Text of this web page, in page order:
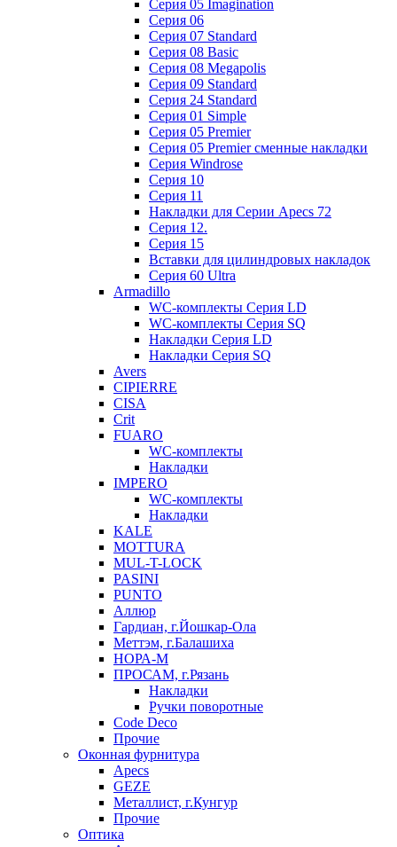
Cерия 05 Imagination
Cерия 06
Cерия 07 Standard
Cерия 08 Basic
Cерия 08 Megapolis
Cерия 09 Standard
Cерия 24 Standard
Серия 01 Simple
Серия 05 Premier
Серия 05 Premier сменные накладки
Cерия Windrose
Серия 10
Серия 11
Накладки для Серии Apecs 72
Серия 12.
Серия 15
Вставки для цилиндровых накладок
Серия 60 Ultra
Armadillo
WC-комплекты Серия LD
WC-комплекты Серия SQ
Накладки Серия LD
Накладки Серия SQ
Avers
CIPIERRE
CISA
Crit
FUARO
WC-комплекты
Накладки
IMPERO
WC-комплекты
Накладки
KALE
MOTTURA
MUL-T-LOCK
PASINI
PUNTO
Аллюр
Гардиан, г.Йошкар-Ола
Меттэм, г.Балашиха
НОРА-М
ПРОСАМ, г.Рязань
Накладки
Ручки поворотные
Code Deco
Прочие
Оконная фурнитура
Apecs
GEZE
Металлист, г.Кунгур
Прочие
Оптика